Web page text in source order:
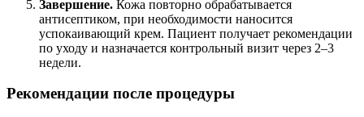
Завершение. Кожа повторно обрабатывается
антисептиком, при необходимости наносится
успокаивающий крем. Пациент получает рекомендации
по уходу и назначается контрольный визит через 2–3
недели.
Рекомендации после процедуры